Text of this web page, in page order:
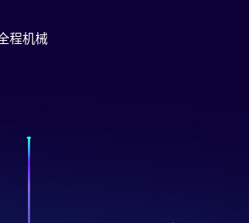
程机械